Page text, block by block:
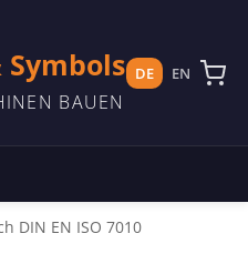
Symbols
BAUEN
DE EN
DIN EN ISO 7010